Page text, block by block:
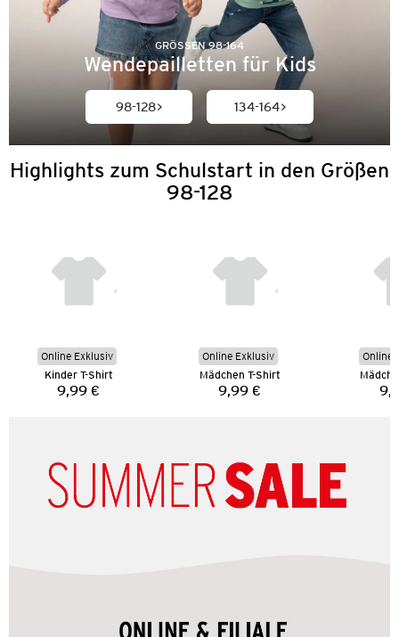
GRÖSSEN 98-164
Wendepailletten für Kids
98-128 134-164
Highlights zum Schulstart in den Größen
98-128
Online Exklusiv
Kinder T-Shirt
Preis:
9,99 €
Online Exklusiv
Mädchen T-Shirt
Preis:
9,99 €
Online